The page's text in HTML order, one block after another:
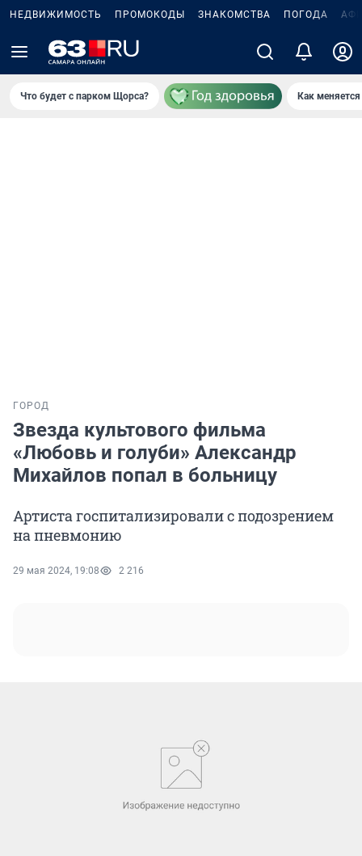
НЕДВИЖИМОСТЬ ПРОМОКОДЫ ЗНАКОМСТВА ПОГОДА
Что будет с парком Щорса? Как
ГОРОД
Звезда культового фильма
«Любовь и голуби» Александр
Михайлов попал в больницу
Артиста госпитализировали с подозрением
на пневмонию
29 мая 2024, 19:08 2 216